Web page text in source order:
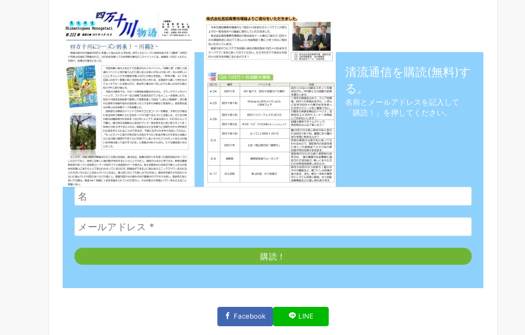
清流通信を購読(無料)す
る。
名前とメールアドレスを記入して
「購読！」を押してください。
Facebook LINE